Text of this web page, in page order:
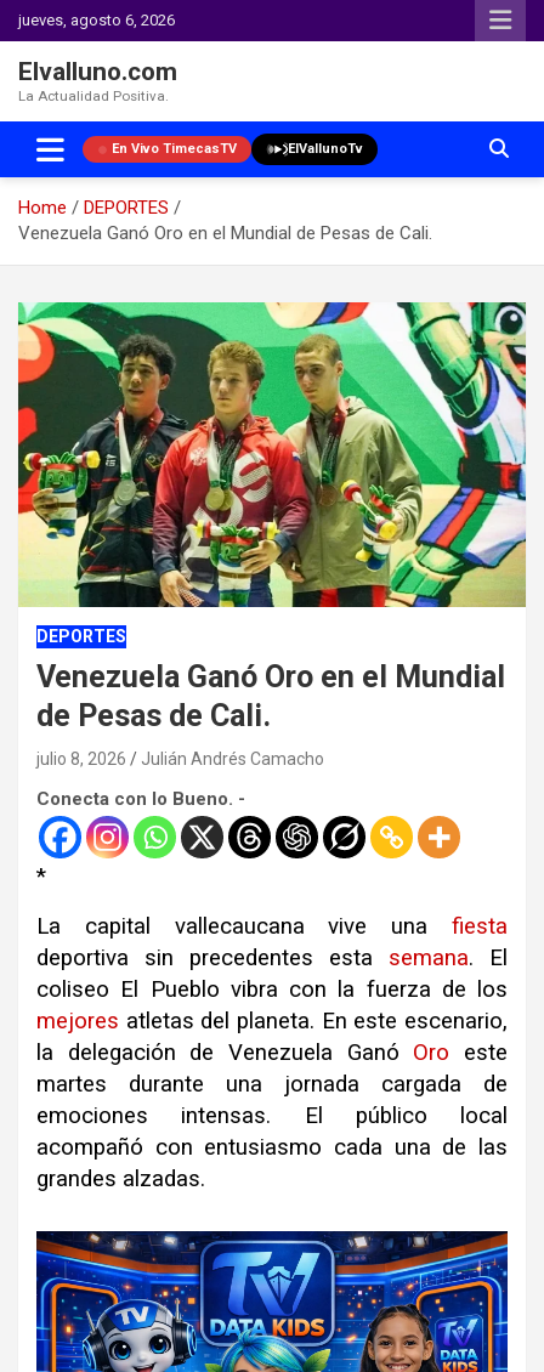
jueves, agosto 6, 2026
Elvalluno.com
La Actualidad Positiva.
En Vivo TimecasTV ElVallunoTv
Home
DEPORTES
Venezuela Ganó Oro en el Mundial de Pesas de Cali.
content
DEPORTES
Venezuela Ganó Oro en el Mundial
de Pesas de Cali.
julio 8, 2026 Julián Andrés Camacho
Conecta con lo Bueno. -
*
La capital vallecaucana vive una fiesta
deportiva sin precedentes esta semana. El
coliseo El Pueblo vibra con la fuerza de los
mejores atletas del planeta. En este escenario,
la delegación de Venezuela Ganó Oro este
martes durante una jornada cargada de
emociones intensas. El público local
acompañó con entusiasmo cada una de las
grandes alzadas.